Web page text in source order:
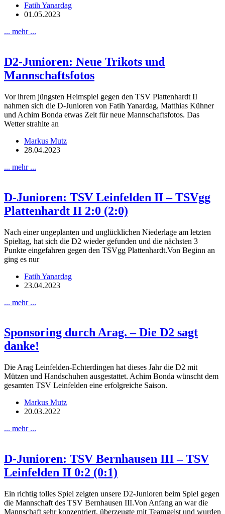
Fatih Yanardag
01.05.2023
... mehr ...
D2-Junioren: Neue Trikots und
Mannschaftsfotos
Vor ihrem jüngsten Heimspiel gegen den TSV Plattenhardt II
nahmen sich die D-Junioren von Fatih Yanardag, Matthias Kühner
und Achim Bonda etwas Zeit für neue Mannschaftsfotos. Das
Wetter strahlte an
Markus Mutz
28.04.2023
... mehr ...
D-Junioren: TSV Leinfelden II – TSVgg
Plattenhardt II 2:0 (2:0)
Nach einer ungeplanten und unglücklichen Niederlage am letzten
Spieltag, hat sich die D2 wieder gefunden und die nächsten 3
Punkte eingefahren gegen den TSVgg Plattenhardt.Von Beginn an
ging es nur
Fatih Yanardag
23.04.2023
... mehr ...
Sponsoring durch Arag. – Die D2 sagt
danke!
Die Arag Leinfelden-Echterdingen hat dieses Jahr die D2 mit
Mützen und Handschuhen ausgestattet. Achim Bonda wünscht dem
gesamten TSV Leinfelden eine erfolgreiche Saison.
Markus Mutz
20.03.2022
... mehr ...
D-Junioren: TSV Bernhausen III – TSV
Leinfelden II 0:2 (0:1)
Ein richtig tolles Spiel zeigten unsere D2-Junioren beim Spiel gegen
die Mannschaft des TSV Bernhausen III.Von Anfang an war die
Mannschaft sehr konzentriert, überzeugte mit Teamgeist und wurden